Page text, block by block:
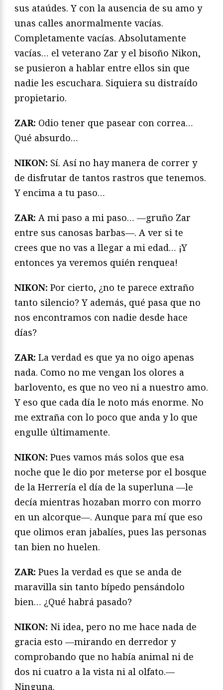
sus ataúdes. Y con la ausencia de su amo y
unas calles anormalmente vacías.
Completamente vacías. Absolutamente
vacías… el veterano Zar y el bisoño Nikon,
se pusieron a hablar entre ellos sin que
nadie les escuchara. Siquiera su distraído
propietario.
ZAR: Odio tener que pasear con correa…
Qué absurdo…
NIKON: Sí. Así no hay manera de correr y
de disfrutar de tantos rastros que tenemos.
Y encima a tu paso…
ZAR: A mi paso a mi paso… —gruño Zar
entre sus canosas barbas—. A ver si te
crees que no vas a llegar a mi edad… ¡Y
entonces ya veremos quién renquea!
NIKON: Por cierto, ¿no te parece extraño
tanto silencio? Y además, qué pasa que no
nos encontramos con nadie desde hace
días?
ZAR: La verdad es que ya no oigo apenas
nada. Como no me vengan los olores a
barlovento, es que no veo ni a nuestro amo.
Y eso que cada día le noto más enorme. No
me extraña con lo poco que anda y lo que
engulle últimamente.
NIKON: Pues vamos más solos que esa
noche que le dio por meterse por el bosque
de la Herrería el día de la superluna —le
decía mientras hozaban morro con morro
en un alcorque—. Aunque para mí que eso
que olimos eran jabalíes, pues las personas
tan bien no huelen.
ZAR: Pues la verdad es que se anda de
maravilla sin tanto bípedo pensándolo
bien… ¿Qué habrá pasado?
NIKON: Ni idea, pero no me hace nada de
gracia esto —mirando en derredor y
comprobando que no había animal ni de
dos ni cuatro a la vista ni al olfato.—
Ninguna.